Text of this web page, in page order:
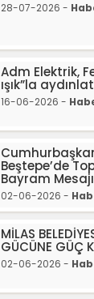
28-07-2026 -
Adm Elektrik,
ışık”la
16-06-2026 -
Beştepe’de
Bayram
02-06-2026 -
MİLAS
GÜCÜNE GÜÇ
02-06-2026 -